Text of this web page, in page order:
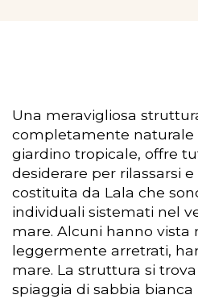
Una meravigliosa
completamente naturale
giardino tropicale, offre
desiderare per rilassarsi e
costituita da Lala che
individuali sistemati nel
mare. Alcuni hanno vista
leggermente arretrati,
mare. La struttura si
spiaggia di sabbia